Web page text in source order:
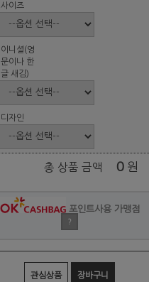
사이즈
이니셜(영
문이나 한
글 새김)
디자인
총 상품 금액 0 원
포인트사용 가맹점
?
관심상품 장바구니